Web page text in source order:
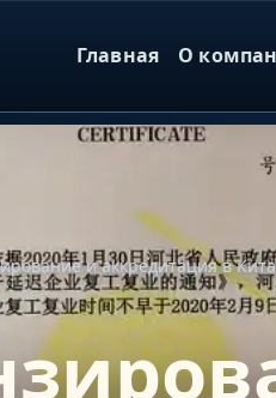
Главная О
и аккредитация в